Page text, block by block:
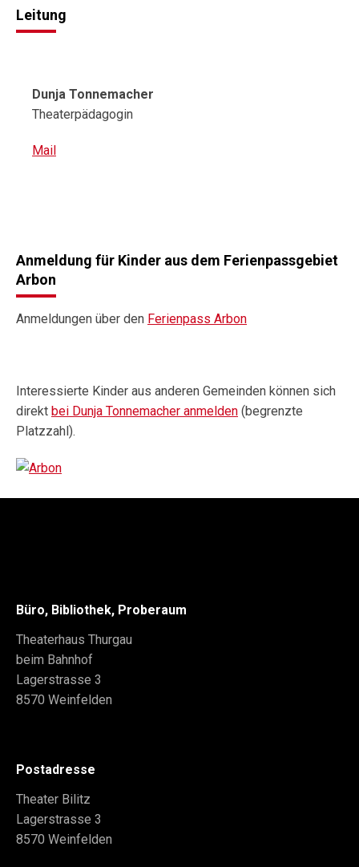
Leitung
Dunja Tonnemacher
Theaterpädagogin
Mail
Anmeldung für Kinder aus dem Ferienpassgebiet
Arbon
Anmeldungen über den Ferienpass Arbon
Interessierte Kinder aus anderen Gemeinden können sich
direkt bei Dunja Tonnemacher anmelden (begrenzte
Platzzahl).
Büro, Bibliothek, Proberaum
Theaterhaus Thurgau
beim Bahnhof
Lagerstrasse 3
8570 Weinfelden
Postadresse
Theater Bilitz
Lagerstrasse 3
8570 Weinfelden